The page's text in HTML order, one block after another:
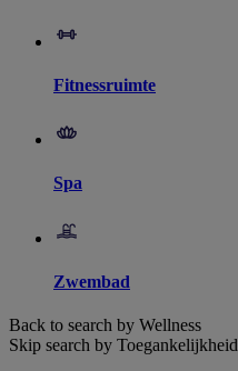
Fitnessruimte
Spa
Zwembad
Back to search by Wellness
Skip search by Toegankelijkheid